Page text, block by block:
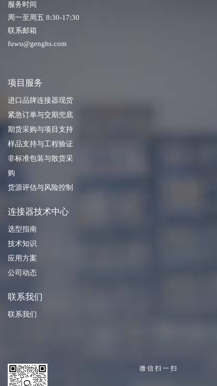
服务时间
周一至周五 8:30-17:30
联系邮箱
fuwu@genghs.com
项目服务
进口品牌连接器现货
紧急订单与交期兜底
期货采购与项目支持
样品支持与工程验证
非标准包装与散货采
购
货源评估与风险控制
连接器技术中心
选型指南
技术知识
应用方案
公司动态
联系我们
联系我们
微信扫一扫